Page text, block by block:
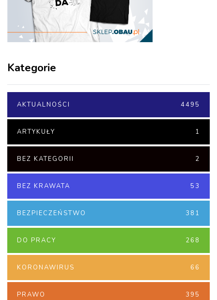
Kategorie
AKTUALNOŚCI 4495
ARTYKUŁY 1
BEZ KATEGORII 2
BEZ KRAWATA 53
BEZPIECZEŃSTWO 381
DO PRACY 268
KORONAWIRUS 66
PRAWO 395